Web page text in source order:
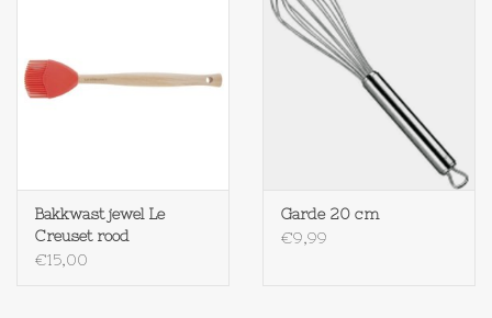
Bakkwast jewel Le
Creuset rood
€15,00
Garde 20 cm
€9,99